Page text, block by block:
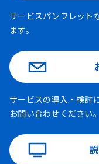
サービスパンフレット
ます。
サービスの導入・検討
お問い合わせください。